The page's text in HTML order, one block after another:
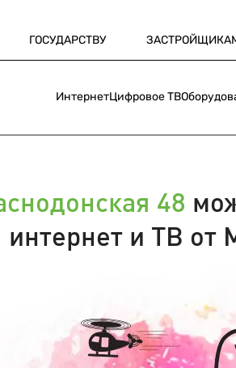
ГОСУДАРСТВУ
ИнтернетЦифровое ТВ
48
интернет и ТВ от